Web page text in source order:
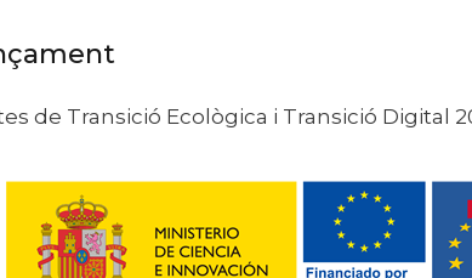
de Transició Ecològica i Transició Digital